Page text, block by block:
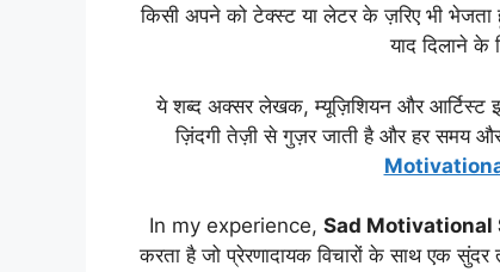
किसी अपने को टेक्स्ट या लेटर के ज़रिए भी
याद दिलाने के
ये शब्द अक्सर लेखक, म्यूज़िशियन और आर्टिस्ट
ज़िंदगी तेज़ी से गुज़र जाती है और हर समय और
In my experience, Sad Motivational
करता है जो प्रेरणादायक विचारों के साथ एक